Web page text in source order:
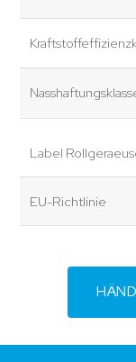
Label
EU-Richtlinie